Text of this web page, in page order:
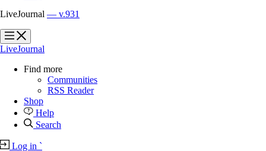
LiveJournal — v.931
?
?
LiveJournal
Find more
Communities
RSS Reader
Shop
Help
Search
Log in `